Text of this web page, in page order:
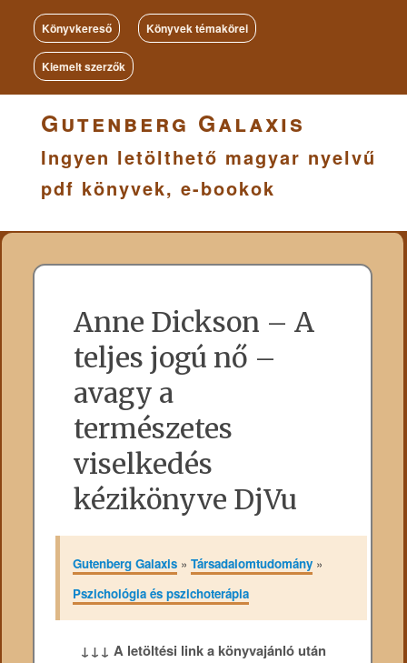
Könyvkereső Könyvek témakörei
Kiemelt szerzők
Gutenberg Galaxis
Ingyen letölthető magyar nyelvű
pdf könyvek, e-bookok
Anne Dickson – A
teljes jogú nő –
avagy a
természetes
viselkedés
kézikönyve DjVu
Gutenberg Galaxis» Társadalomtudomány»
Pszichológia és pszichoterápia
↓↓↓ A letöltési link a könyvajánló után